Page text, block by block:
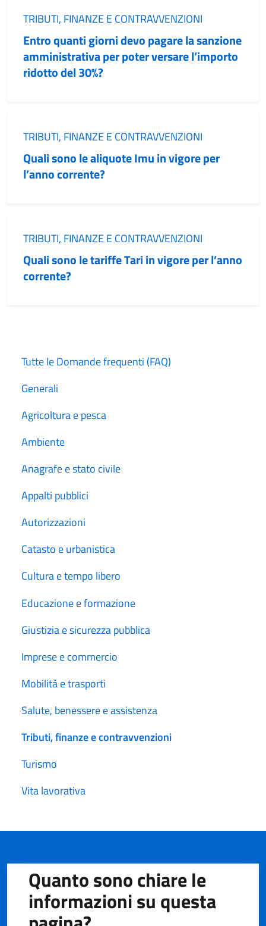
Categoria:
TRIBUTI, FINANZE E CONTRAVVENZIONI
Entro quanti giorni devo pagare la sanzione
amministrativa per poter versare l’importo
ridotto del 30%?
Categoria:
TRIBUTI, FINANZE E CONTRAVVENZIONI
Quali sono le aliquote Imu in vigore per
l’anno corrente?
Categoria:
TRIBUTI, FINANZE E CONTRAVVENZIONI
Quali sono le tariffe Tari in vigore per l’anno
corrente?
Tutte le Domande frequenti (FAQ)
Generali
Agricoltura e pesca
Ambiente
Anagrafe e stato civile
Appalti pubblici
Autorizzazioni
Catasto e urbanistica
Cultura e tempo libero
Educazione e formazione
Giustizia e sicurezza pubblica
Imprese e commercio
Mobilità e trasporti
Salute, benessere e assistenza
Tributi, finanze e contravvenzioni
Turismo
Vita lavorativa
Quanto sono chiare le
informazioni su questa